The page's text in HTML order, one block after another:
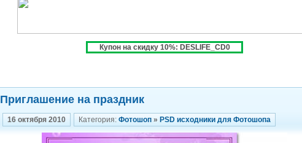
Купон на скидку 10%: DESLIFE_CD0
Приглашение на праздник
16 октября 2010 Категория: Фотошоп » PSD исходники для Фотошопа